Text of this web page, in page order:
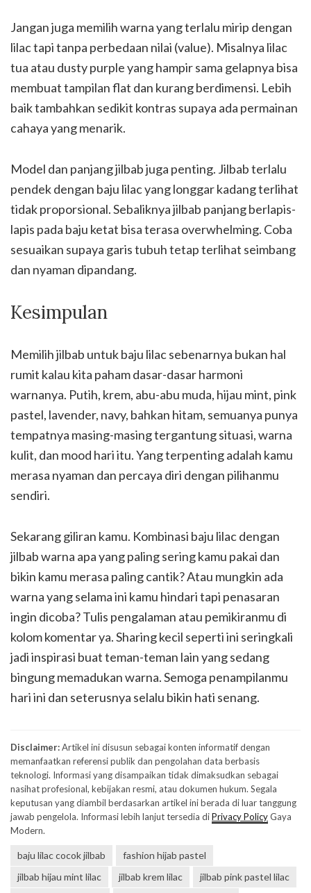
Jangan juga memilih warna yang terlalu mirip dengan
lilac tapi tanpa perbedaan nilai (value). Misalnya lilac
tua atau dusty purple yang hampir sama gelapnya bisa
membuat tampilan flat dan kurang berdimensi. Lebih
baik tambahkan sedikit kontras supaya ada permainan
cahaya yang menarik.
Model dan panjang jilbab juga penting. Jilbab terlalu
pendek dengan baju lilac yang longgar kadang terlihat
tidak proporsional. Sebaliknya jilbab panjang berlapis-
lapis pada baju ketat bisa terasa overwhelming. Coba
sesuaikan supaya garis tubuh tetap terlihat seimbang
dan nyaman dipandang.
Kesimpulan
Memilih jilbab untuk baju lilac sebenarnya bukan hal
rumit kalau kita paham dasar-dasar harmoni
warnanya. Putih, krem, abu-abu muda, hijau mint, pink
pastel, lavender, navy, bahkan hitam, semuanya punya
tempatnya masing-masing tergantung situasi, warna
kulit, dan mood hari itu. Yang terpenting adalah kamu
merasa nyaman dan percaya diri dengan pilihanmu
sendiri.
Sekarang giliran kamu. Kombinasi baju lilac dengan
jilbab warna apa yang paling sering kamu pakai dan
bikin kamu merasa paling cantik? Atau mungkin ada
warna yang selama ini kamu hindari tapi penasaran
ingin dicoba? Tulis pengalaman atau pemikiranmu di
kolom komentar ya. Sharing kecil seperti ini seringkali
jadi inspirasi buat teman-teman lain yang sedang
bingung memadukan warna. Semoga penampilanmu
hari ini dan seterusnya selalu bikin hati senang.
Disclaimer:Artikel ini disusun sebagai konten informatif dengan
memanfaatkan referensi publik dan pengolahan data berbasis
teknologi. Informasi yang disampaikan tidak dimaksudkan sebagai
nasihat profesional, kebijakan resmi, atau dokumen hukum. Segala
keputusan yang diambil berdasarkan artikel ini berada di luar tanggung
jawab pengelola. Informasi lebih lanjut tersedia diPrivacy PolicyGaya
Modern.
baju lilac cocok jilbab
fashion hijab pastel
jilbab hijau mint lilac
jilbab krem lilac
jilbab pink pastel lilac